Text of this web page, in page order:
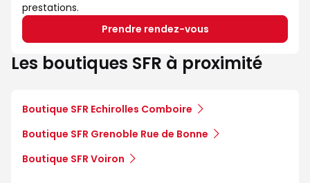
prestations.
Prendre rendez-vous
Les boutiques SFR à proximité
Boutique SFR Echirolles Comboire
Boutique SFR Grenoble Rue de Bonne
Boutique SFR Voiron